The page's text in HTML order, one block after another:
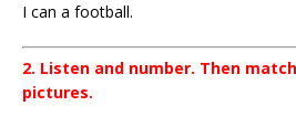
I can a football.
2. Listen and number. Then
pictures.